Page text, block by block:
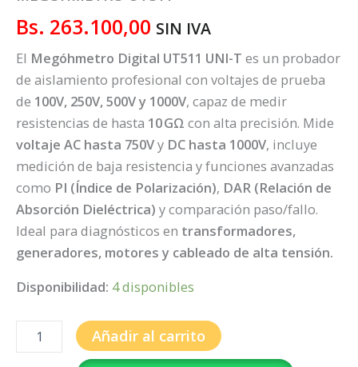
Bs. 263.100,00 SIN IVA
El Megóhmetro Digital UT511 UNI-T es un probador
de aislamiento profesional con voltajes de prueba
de 100V, 250V, 500V y 1000V, capaz de medir
resistencias de hasta 10 GΩ con alta precisión. Mide
voltaje AC hasta 750Vy DC hasta 1000V, incluye
medición de baja resistencia y funciones avanzadas
como PI (Índice de Polarización), DAR (Relación de
Absorción Dieléctrica) y comparación paso/fallo.
Ideal para diagnósticos en transformadores,
generadores, motores y cableado de alta tensión.
Disponibilidad: 4 disponibles
Añadir al carrito